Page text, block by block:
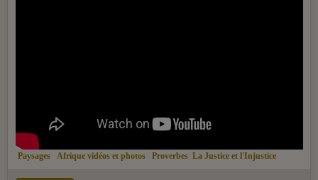
Paysages Afrique vidéos et photos Proverbes La Justice et l'Injustice